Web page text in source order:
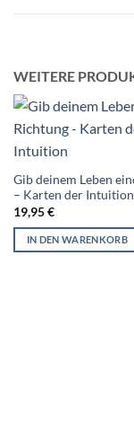
WEITERE
Gib deinem Leben
– Karten der Intuition
19,95€
IN DEN WARENKORB